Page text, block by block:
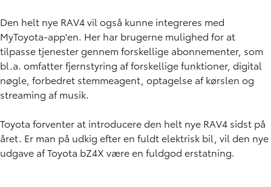
Den helt nye RAV4 vil også kunne integreres med
MyToyota-app'en. Her har brugerne mulighed for at
tilpasse tjenester gennem forskellige abonnementer, som
bl.a. omfatter fjernstyring af forskellige funktioner, digital
nøgle, forbedret stemmeagent, optagelse af kørslen og
streaming af musik.
Toyota forventer at introducere den helt nye RAV4 sidst på
året. Er man på udkig efter en fuldt elektrisk bil, vil den nye
udgave afToyota bZ4X være en fuldgod erstatning.